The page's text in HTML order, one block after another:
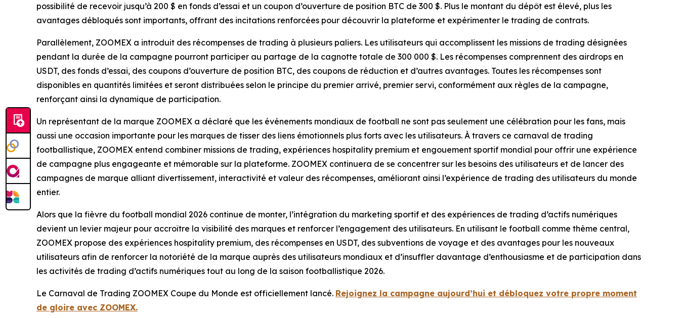
possibilité de recevoir jusqu’à 200 $ en fonds d’essai et un coupon d’ouverture de position BTC de 300 $. Plus le montant du dépôt est élevé, plus les
avantages débloqués sont importants, offrant des incitations renforcées pour découvrir la plateforme et expérimenter le trading de contrats.
Parallèlement, ZOOMEX a introduit des récompenses de trading à plusieurs paliers. Les utilisateurs qui accomplissent les missions de trading désignées
pendant la durée de la campagne pourront participer au partage de la cagnotte totale de 300 000 $. Les récompenses comprennent des airdrops en
USDT, des fonds d’essai, des coupons d’ouverture de position BTC, des coupons de réduction et d’autres avantages. Toutes les récompenses sont
disponibles en quantités limitées et seront distribuées selon le principe du premier arrivé, premier servi, conformément aux règles de la campagne,
renforçant ainsi la dynamique de participation.
Un représentant de la marque ZOOMEX a déclaré que les événements mondiaux de football ne sont pas seulement une célébration pour les fans, mais
aussi une occasion importante pour les marques de tisser des liens émotionnels plus forts avec les utilisateurs. À travers ce carnaval de trading
footballistique, ZOOMEX entend combiner missions de trading, expériences hospitality premium et engouement sportif mondial pour offrir une expérience
de campagne plus engageante et mémorable sur la plateforme. ZOOMEX continuera de se concentrer sur les besoins des utilisateurs et de lancer des
campagnes de marque alliant divertissement, interactivité et valeur des récompenses, améliorant ainsi l’expérience de trading des utilisateurs du monde
entier.
Alors que la fièvre du football mondial 2026 continue de monter, l’intégration du marketing sportif et des expériences de trading d’actifs numériques
devient un levier majeur pour accroître la visibilité des marques et renforcer l’engagement des utilisateurs. En utilisant le football comme thème central,
ZOOMEX propose des expériences hospitality premium, des récompenses en USDT, des subventions de voyage et des avantages pour les nouveaux
utilisateurs afin de renforcer la notoriété de la marque auprès des utilisateurs mondiaux et d’insuffler davantage d’enthousiasme et de participation dans
les activités de trading d’actifs numériques tout au long de la saison footballistique 2026.
Le Carnaval de Trading ZOOMEX Coupe du Monde est officiellement lancé. Rejoignez la campagne aujourd’hui et débloquez votre propre moment
de gloire avec ZOOMEX.